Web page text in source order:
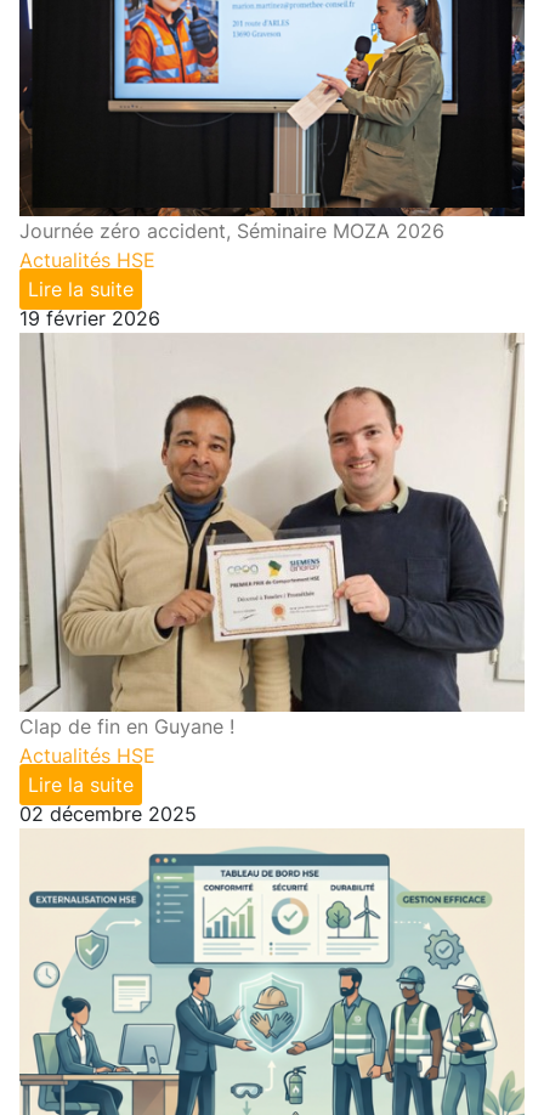
Journée zéro accident, Séminaire MOZA 2026
Actualités HSE
Lire la suite
19 février 2026
Clap de fin en Guyane !
Actualités HSE
Lire la suite
02 décembre 2025